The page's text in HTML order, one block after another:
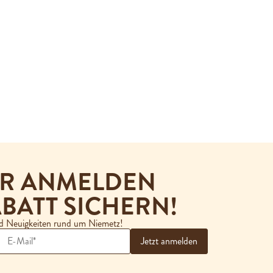
ANMELDEN
SICHERN!
Neuigkeiten rund um Niemetz!